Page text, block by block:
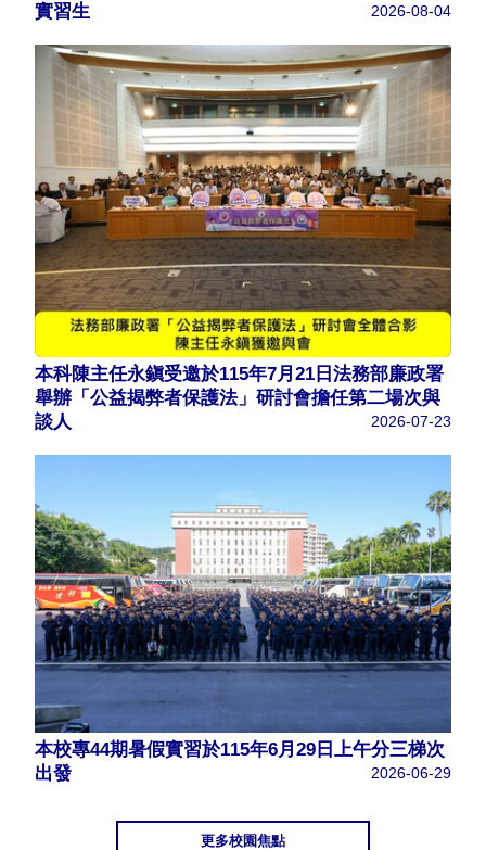
實習生
2026-08-04
本科陳主任永鎭受邀於115年7月21日法務部廉政署
舉辦「公益揭弊者保護法」研討會擔任第二場次與
談人
2026-07-23
本校專44期暑假實習於115年6月29日上午分三梯次
出發
2026-06-29
更多校園焦點